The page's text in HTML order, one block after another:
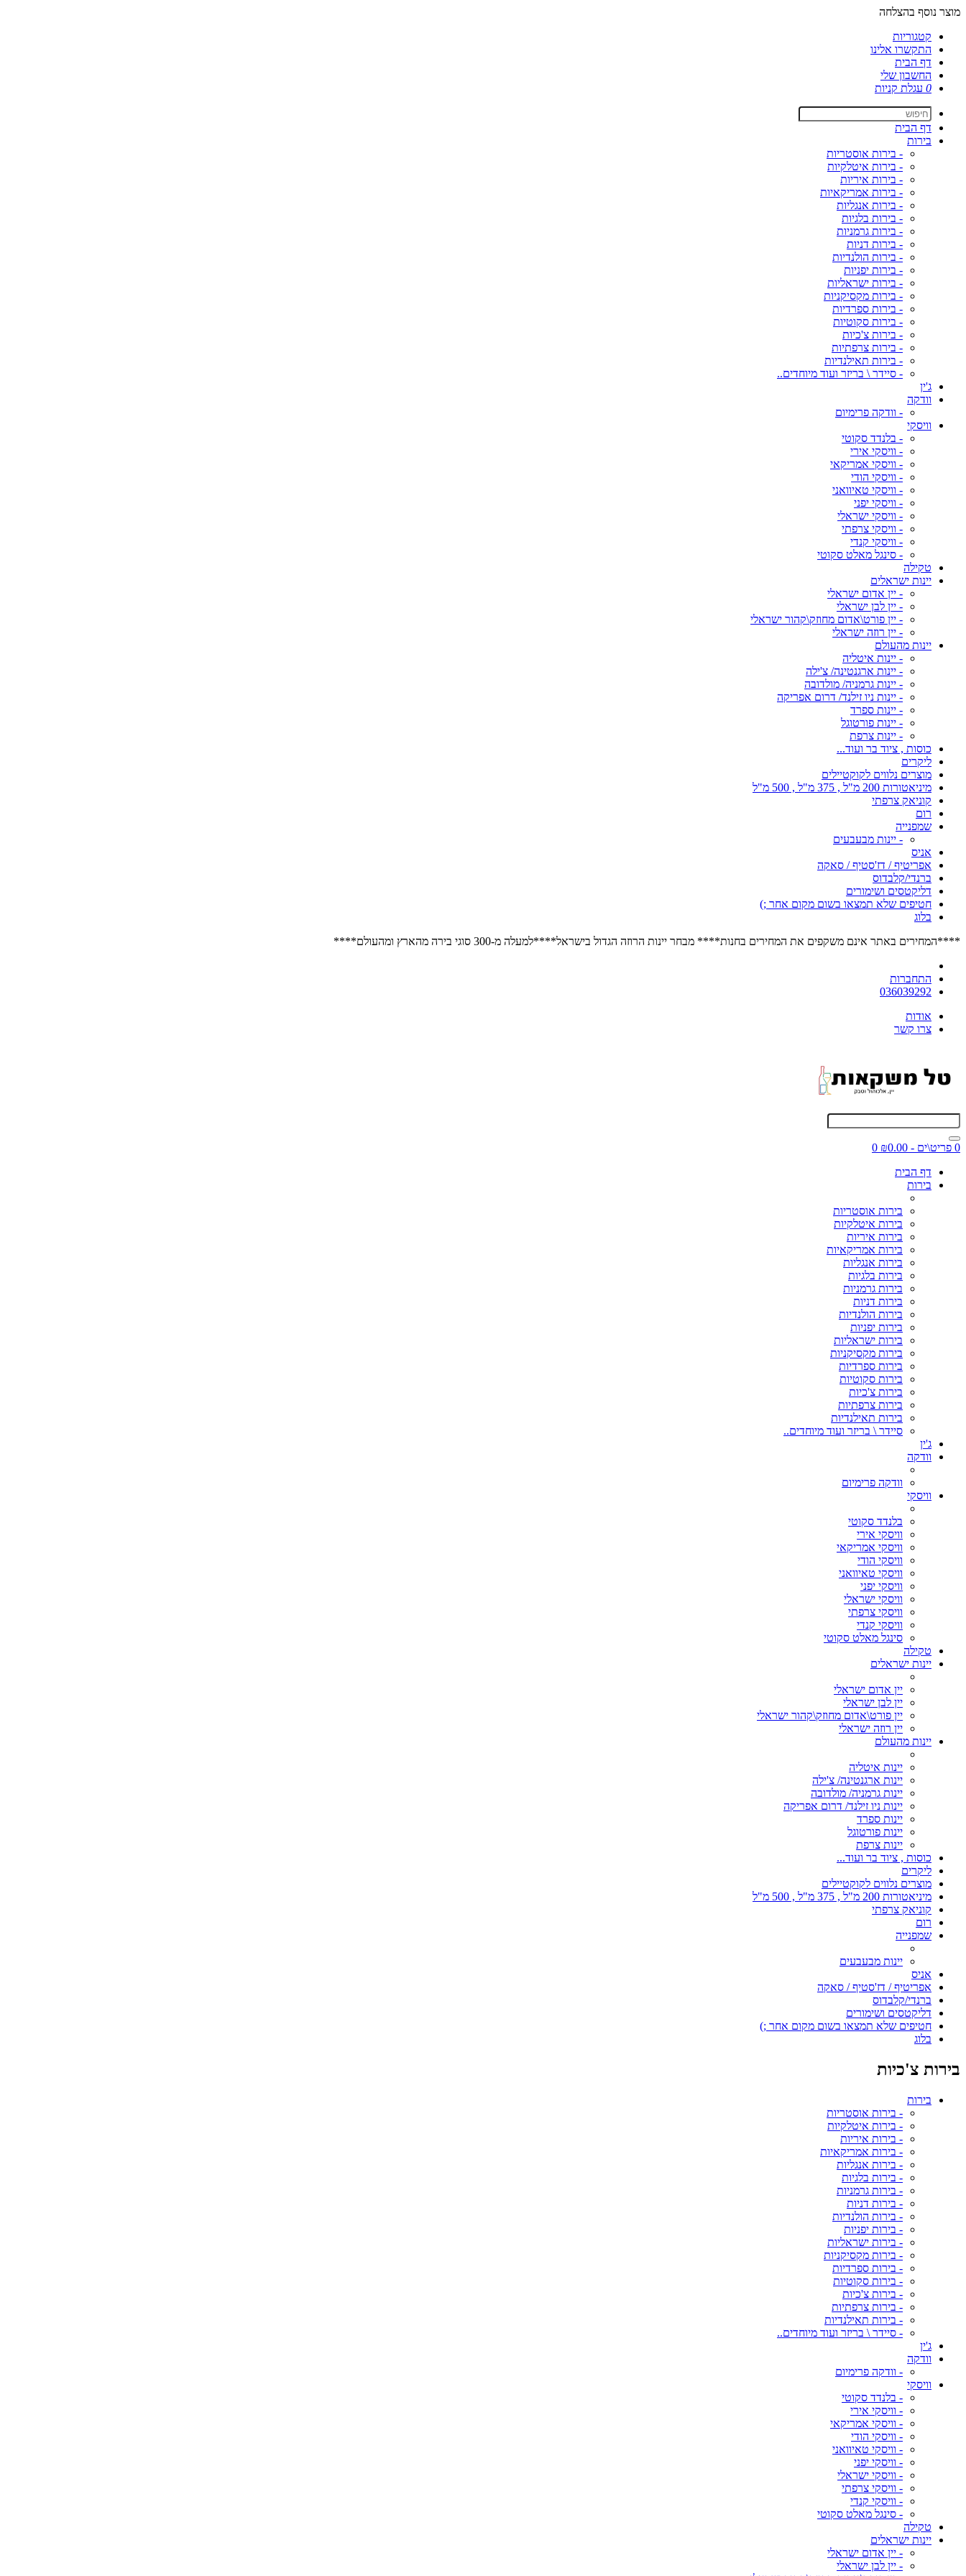
מוצר נוסף בהצלחה
קטגוריות
התקשרו אלינו
דף הבית
החשבון שלי
0 עגלת קניות
דף הבית
בירות
- בירות אוסטריות
- בירות איטלקיות
- בירות איריות
- בירות אמריקאיות
- בירות אנגליות
- בירות בלגיות
- בירות גרמניות
- בירות דניות
- בירות הולנדיות
- בירות יפניות
- בירות ישראליות
- בירות מקסיקניות
- בירות ספרדיות
- בירות סקוטיות
- בירות צ'כיות
- בירות צרפתיות
- בירות תאילנדיות
- סיידר \ בריזר ועוד מיוחדים..
ג'ין
וודקה
- וודקה פרימיום
וויסקי
- בלנדד סקוטי
- וויסקי אירי
- וויסקי אמריקאי
- וויסקי הודי
- וויסקי טאיוואני
- וויסקי יפני
- וויסקי ישראלי
- וויסקי צרפתי
- וויסקי קנדי
- סינגל מאלט סקוטי
טקילה
יינות ישראלים
- יין אדום ישראלי
- יין לבן ישראלי
- יין פורט\אדום מחוזק\קהור ישראלי
- יין רוזה ישראלי
יינות מהעולם
- יינות איטליה
- יינות ארגנטינה/ צ'ילה
- יינות גרמניה/ מולדובה
- יינות ניו זילנד/ דרום אפריקה
- יינות ספרד
- יינות פורטוגל
- יינות צרפת
כוסות , ציוד בר ועוד...
ליקרים
מוצרים נלווים לקוקטיילים
מיניאטורות 200 מ"ל , 375 מ"ל , 500 מ"ל
קוניאק צרפתי
רום
שמפנייה
- יינות מבעבעים
אניס
אפריטיף / דז'סטיף / סאקה
ברנדי/קלבדוס
דליקטסים ושימורים
חטיפים שלא תמצאו בשום מקום אחר ;)
בלוג
****המחירים באתר אינם משקפים את המחירים בחנות**** מבחר יינות הרוזה הגדול בישראל****למעלה מ-300 סוגי בירה מהארץ ומהעולם****
התחברות
036039292
אודות
צרו קשר
0 פריט\ים - ₪0.00
0
דף הבית
בירות
בירות אוסטריות
בירות איטלקיות
בירות איריות
בירות אמריקאיות
בירות אנגליות
בירות בלגיות
בירות גרמניות
בירות דניות
בירות הולנדיות
בירות יפניות
בירות ישראליות
בירות מקסיקניות
בירות ספרדיות
בירות סקוטיות
בירות צ'כיות
בירות צרפתיות
בירות תאילנדיות
סיידר \ בריזר ועוד מיוחדים..
ג'ין
וודקה
וודקה פרימיום
וויסקי
בלנדד סקוטי
וויסקי אירי
וויסקי אמריקאי
וויסקי הודי
וויסקי טאיוואני
וויסקי יפני
וויסקי ישראלי
וויסקי צרפתי
וויסקי קנדי
סינגל מאלט סקוטי
טקילה
יינות ישראלים
יין אדום ישראלי
יין לבן ישראלי
יין פורט\אדום מחוזק\קהור ישראלי
יין רוזה ישראלי
יינות מהעולם
יינות איטליה
יינות ארגנטינה/ צ'ילה
יינות גרמניה/ מולדובה
יינות ניו זילנד/ דרום אפריקה
יינות ספרד
יינות פורטוגל
יינות צרפת
כוסות , ציוד בר ועוד...
ליקרים
מוצרים נלווים לקוקטיילים
מיניאטורות 200 מ"ל , 375 מ"ל , 500 מ"ל
קוניאק צרפתי
רום
שמפנייה
יינות מבעבעים
אניס
אפריטיף / דז'סטיף / סאקה
ברנדי/קלבדוס
דליקטסים ושימורים
חטיפים שלא תמצאו בשום מקום אחר ;)
בלוג
בירות צ'כיות
בירות
- בירות אוסטריות
- בירות איטלקיות
- בירות איריות
- בירות אמריקאיות
- בירות אנגליות
- בירות בלגיות
- בירות גרמניות
- בירות דניות
- בירות הולנדיות
- בירות יפניות
- בירות ישראליות
- בירות מקסיקניות
- בירות ספרדיות
- בירות סקוטיות
- בירות צ'כיות
- בירות צרפתיות
- בירות תאילנדיות
- סיידר \ בריזר ועוד מיוחדים..
ג'ין
וודקה
- וודקה פרימיום
וויסקי
- בלנדד סקוטי
- וויסקי אירי
- וויסקי אמריקאי
- וויסקי הודי
- וויסקי טאיוואני
- וויסקי יפני
- וויסקי ישראלי
- וויסקי צרפתי
- וויסקי קנדי
- סינגל מאלט סקוטי
טקילה
יינות ישראלים
- יין אדום ישראלי
- יין לבן ישראלי